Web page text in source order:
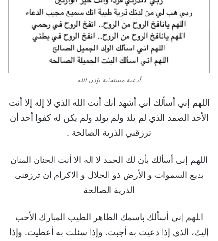
أدعية مستجابة بإذن الله
اللهم إني أسألك أني أشهد أنك أنت الله الذي لا إله إلا أنت
الأحد الصمد الذي لم يلد ولم يولد ولم يكن له كفوا أحد أن
ترزقني الذرية الصالحة .
اللهم إنى أسألك بأن لك الحمد لا اله الا أنت الحنان المنان
بديع السموات و الأرض ذو الجلال و الاكرام ان ترزقنى
الذرية الصالحة
اللهم إني أسألك باسمك الطاهر الطيب المبارك الأحب
إليك، الذي إذا دعيت به أجبت. وإذا سئلت به أعطيت. وإذا